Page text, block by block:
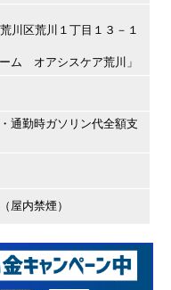
川区荒川１丁目１３－１
ム オアシスケア荒川」
通勤時ガソリン代全額支
屋内禁煙）